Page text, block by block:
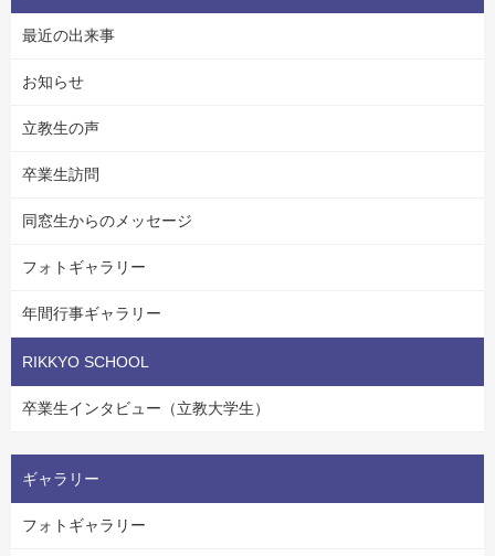
最近の出来事
お知らせ
立教生の声
卒業生訪問
同窓生からのメッセージ
フォトギャラリー
年間行事ギャラリー
RIKKYO SCHOOL
卒業生インタビュー（立教大学生）
ギャラリー
フォトギャラリー